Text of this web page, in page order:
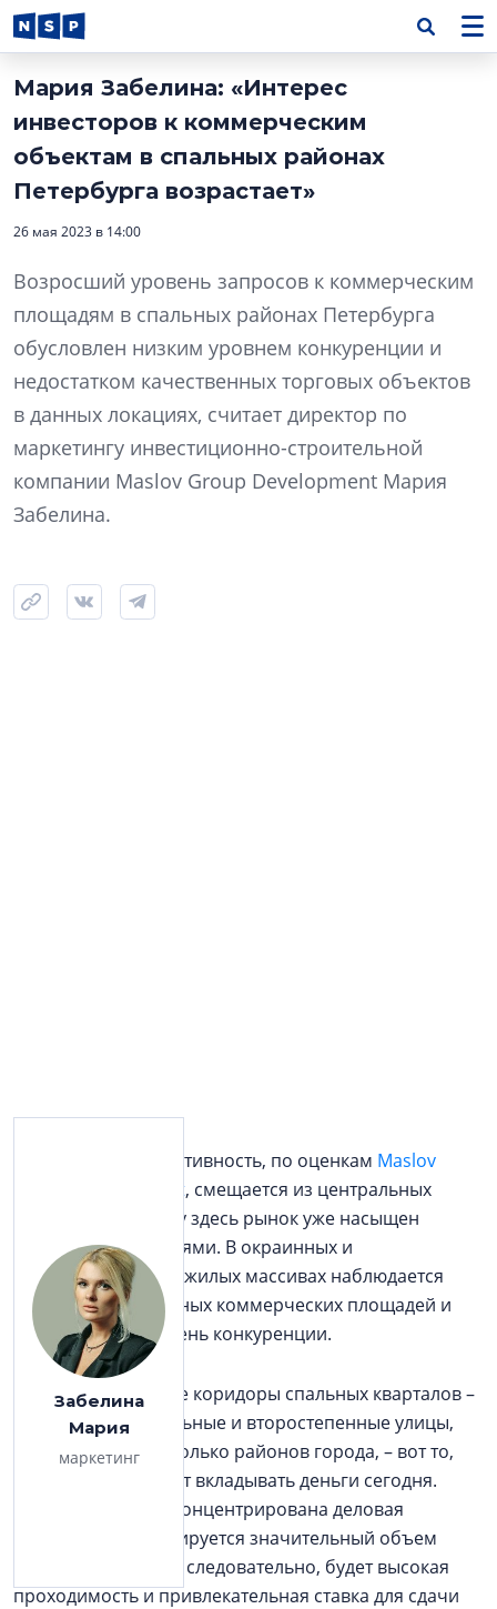
Мария Забелина: «Интерес
инвесторов к коммерческим
объектам в спальных районах
Петербурга возрастает»
26 мая 2023 в 14:00
Возросший уровень запросов к коммерческим
площадям в спальных районах Петербурга
обусловлен низким уровнем конкуренции и
недостатком качественных торговых объектов
в данных локациях, считает директор по
маркетингу инвестиционно-строительной
компании Maslov Group Development Мария
Забелина.
Забелина
Мария
маркетинг
Инвестиционная активность, по оценкам Maslov
Group Development, смещается из центральных
районов, поскольку здесь рынок уже насыщен
торговыми площадями. В окраинных и
околоцентральных жилых массивах наблюдается
дефицит качественных коммерческих площадей и
более низкий уровень конкуренции.
Основные торговые коридоры спальных кварталов –
крупные магистральные и второстепенные улицы,
связывающие несколько районов города, – вот то,
куда, пожалуй, стоит вкладывать деньги сегодня.
Вокруг этих улиц сконцентрирована деловая
активность и формируется значительный объем
жилой застройки, а следовательно, будет высокая
проходимость и привлекательная ставка для сдачи